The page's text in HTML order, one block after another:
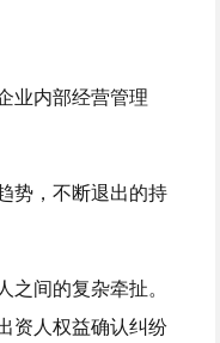
业内部经营管理
势，不断退出的持
间的复杂牵扯。
资人权益确认纠纷